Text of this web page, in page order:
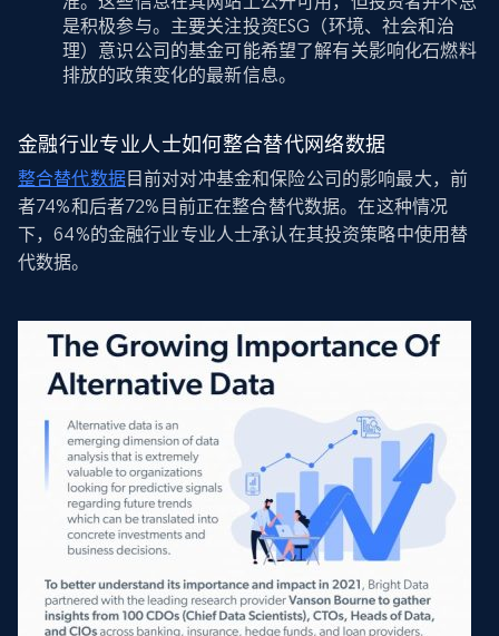
是积极参与。主要关注投资ESG（环境、社会和治
理）意识公司的基金可能希望了解有关影响化石燃料
排放的政策变化的最新信息。
金融行业专业人士如何整合替代网络数据
整合替代数据目前对对冲基金和保险公司的影响最大，前
者74%和后者72%目前正在整合替代数据。在这种情况
下，64%的金融行业专业人士承认在其投资策略中使用替
代数据。